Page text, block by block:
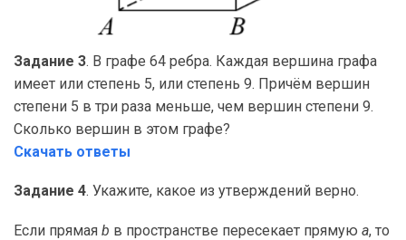
Задание 3. В графе 64 ребра. Каждая вершина графа
имеет или степень 5, или степень 9. Причём вершин
степени 5 в три раза меньше, чем вершин степени 9.
Сколько вершин в этом графе?
Скачать ответы
Задание 4. Укажите, какое из утверждений верно.
Если прямая b в пространстве пересекает прямую a, то